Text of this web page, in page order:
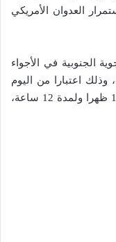
العدوان الأمريكي
الجنوبية في الأجواء
اعتبارا من اليوم
السبت 28 فبراير (شباط) عند الساعة 12:00 ظهرا ولمدة 12 ساعة،